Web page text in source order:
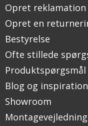
Opret reklamation
Opret en
Bestyrelse
Ofte stillede
Produktspørgsmål
Blog og inspiration
Showroom